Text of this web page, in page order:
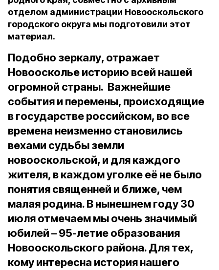
отделом администрации Новооскольского
городского округа мы подготовили этот
материал.
Подобно зеркалу, отражает
Новоосколье историю всей нашей
огромной страны. Важнейшие
события и перемены, происходящие
в государстве российском, во все
времена неизменно становились
вехами судьбы земли
новооскольской, и для каждого
жителя, в каждом уголке её не было
понятия священней и ближе, чем
малая родина. В нынешнем году30
июляотмечаем мы очень значимый
юбилей –95-летие образования
Новооскольского района. Для тех,
кому интересна история нашего